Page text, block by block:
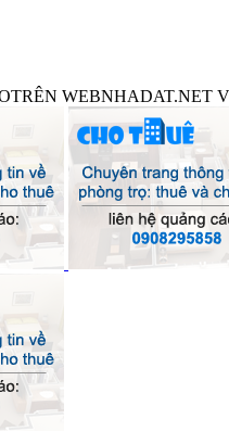
WEBNHADAT.NET